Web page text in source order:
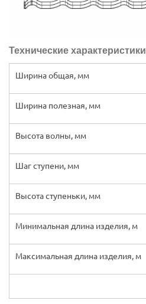
Технические характеристики
Ширина общая, мм
Ширина полезная, мм
Высота волны, мм
Шаг ступени, мм
Высота ступеньки, мм
Минимальная длина изделия, м
Максимальная длина изделия, м